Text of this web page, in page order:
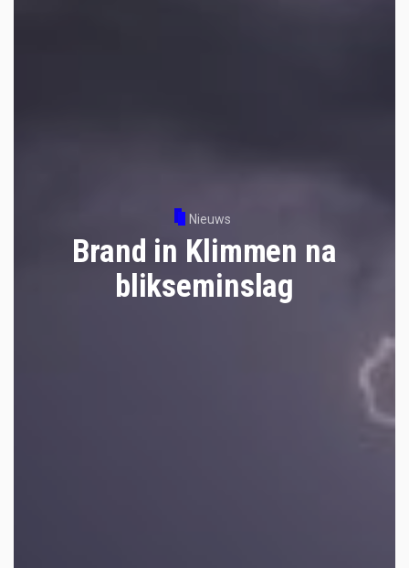
Nieuws
Brand in Klimmen na
blikseminslag